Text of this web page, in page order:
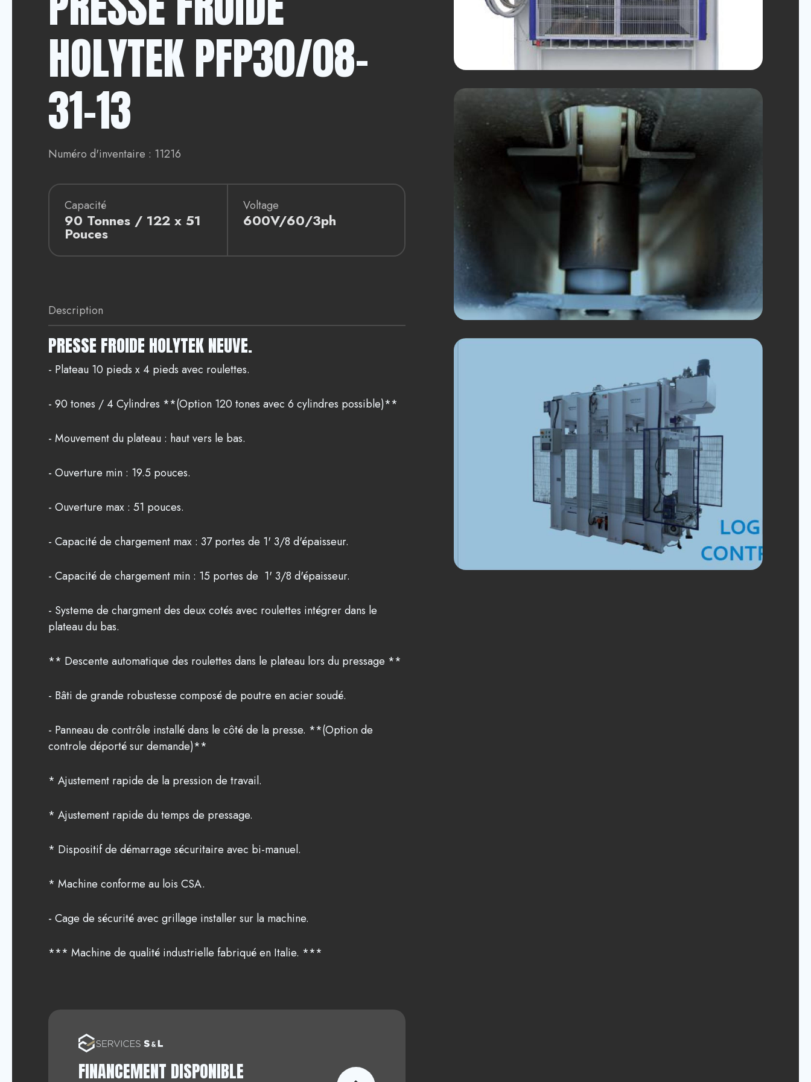
HOLYTEK PFP30/08-
31-13
Numéro d'inventaire : 11216
Capacité
90 Tonnes / 122 x 51
Pouces
Voltage
600V/60/3ph
Description
PRESSE FROIDE HOLYTEK NEUVE.
- Plateau 10 pieds x 4 pieds avec roulettes.
- 90 tones / 4 Cylindres **(Option 120 tones avec 6 cylindres possible)**
- Mouvement du plateau : haut vers le bas.
- Ouverture min : 19.5 pouces.
- Ouverture max : 51 pouces.
- Capacité de chargement max : 37 portes de 1' 3/8 d'épaisseur.
- Capacité de chargement min : 15 portes de 1' 3/8 d'épaisseur.
- Systeme de chargment des deux cotés avec roulettes intégrer dans le
plateau du bas.
** Descente automatique des roulettes dans le plateau lors du pressage **
- Bâti de grande robustesse composé de poutre en acier soudé.
- Panneau de contrôle installé dans le côté de la presse. **(Option de
controle déporté sur demande)**
* Ajustement rapide de la pression de travail.
* Ajustement rapide du temps de pressage.
* Dispositif de démarrage sécuritaire avec bi-manuel.
* Machine conforme au lois CSA.
- Cage de sécurité avec grillage installer sur la machine.
*** Machine de qualité industrielle fabriqué en Italie. ***
FINANCEMENT DISPONIBLE